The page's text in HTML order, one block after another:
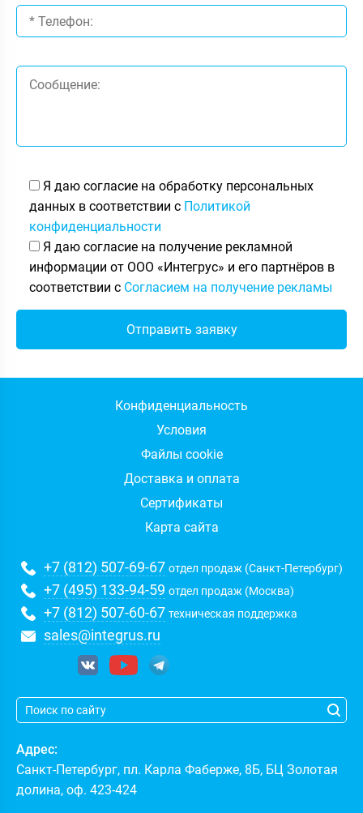
Я даю согласие на обработку персональных
данных в соответствии с Политикой
конфиденциальности
Я даю согласие на получение рекламной
информации от ООО «Интегрус» и его партнёров в
соответствии с Согласием на получение рекламы
Конфиденциальность
Условия
Файлы cookie
Доставка и оплата
Сертификаты
Карта сайта
+7 (812) 507-69-67 отдел продаж (Санкт-Петербург)
+7 (495) 133-94-59 отдел продаж (Москва)
+7 (812) 507-60-67 техническая поддержка
sales@integrus.ru
Адрес:
Санкт-Петербург, пл. Карла Фаберже, 8Б, БЦ Золотая
долина, оф. 423-424